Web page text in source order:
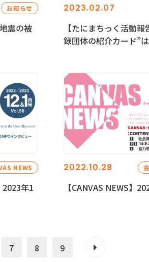
お知らせ
震の被
2023.02.07
【たにまちっく活動
録団体の紹介カード”
NEWS
2023年1
2022.10.28
【CANVAS NEWS】
7 8 9